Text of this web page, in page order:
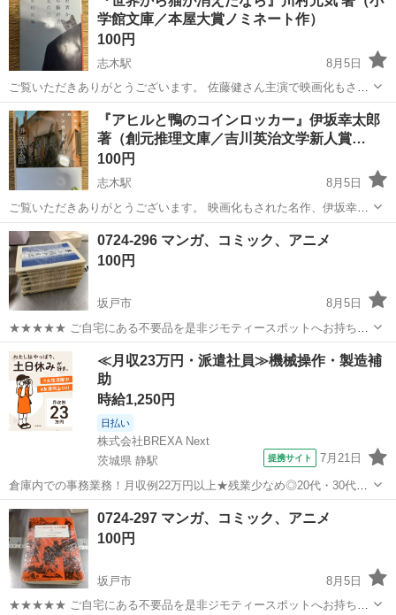
衣料服飾品、生活雑貨、家具、本、CD・DVDなどが無料でまとめて持
ち込めます！ ※詳細はこ...学館文庫／本屋大賞ノミネート作）
100円
志木駅
8月5日
ご覧いただきありがとうございます。 佐藤健さん主演で映画化もされ
た大ヒット小説、川村元気 著『世界から猫が消えたなら』（小学館文
庫）です。 余命わずかを言い渡された郵便配達員のもとに現れた悪
魔。 「この世界から何かを消す...
埼玉 志木市 志木駅 本/CD/DVD 小説
『アヒルと鴨のコインロッカー』伊坂幸太郎
著（創元推理文庫／吉川英治文学新人賞…
100円
志木駅
8月5日
ご覧いただきありがとうございます。 映画化もされた名作、伊坂幸太
郎 著『アヒルと鴨のコインロッカー』（創元推理文庫）です。 引っ越
してきたアパートで出会ったのは、悪魔めいた印象の長身の青年。初
対面にもかかわらず「一緒に本...
埼玉 志木市 本/CD/DVD 場所
0724-296 マンガ、コミック、アニメ
100円
坂戸市
8月5日
★★★★★ ご自宅にある不要品を是非ジモティースポットへお持ち込
みしませんか？ 家電、趣味・スポーツ・レジャー用品、こども用品、
衣料服飾品、生活雑貨、家具、本、CD・DVDなどが無料でまとめて持
ち込めます！ ※詳細はこ...
埼玉 坂戸市 マンガ、コミック、アニメ スポット
≪月収23万円・派遣社員≫機械操作・製造補
助
時給1,250円
日払い
株式会社BREXA Next
茨城県 静駅
提携サイト 7月21日
倉庫内での事務業務！月収例22万円以上★残業少なめ◎20代・30代・
40代の男女活躍中！空調完備で快適作業★食堂利用可◎マイカー通勤
OK◎無料駐車場完備！《茨城県常陸大宮市》 人気の工場のお仕事 ◇
電子部品製造倉庫内の事務...
茨城 常陸大宮市 その他
0724-297 マンガ、コミック、アニメ
100円
坂戸市
8月5日
★★★★★ ご自宅にある不要品を是非ジモティースポットへお持ち込